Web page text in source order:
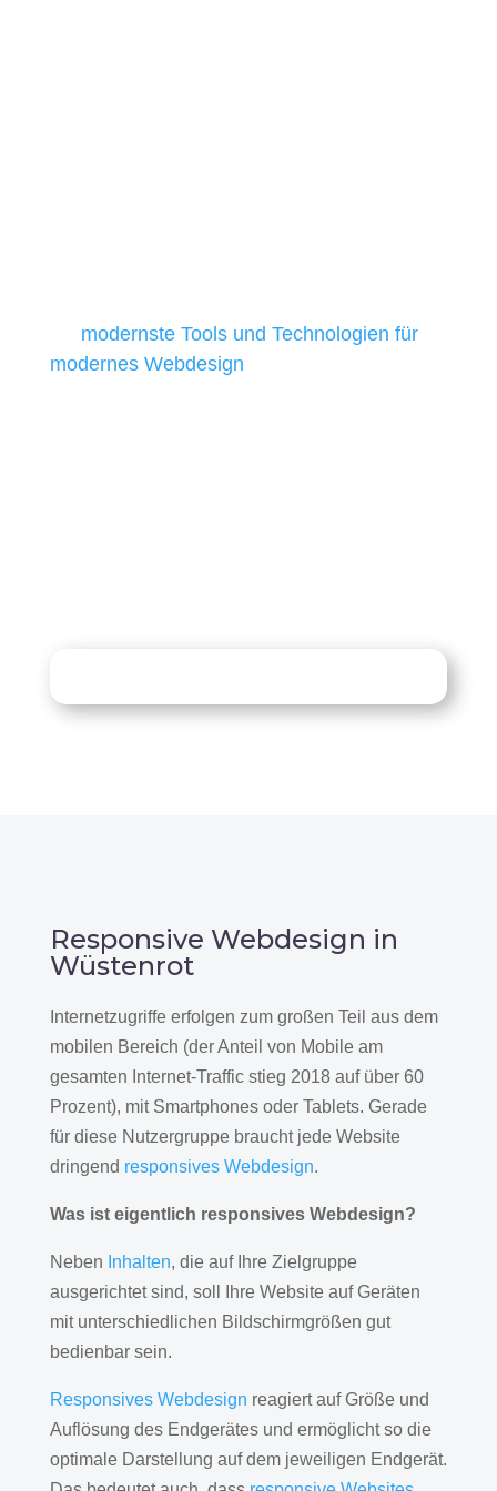
modernste Tools und Technologien für
modernes Webdesign
Responsive Webdesign in
Wüstenrot
Internetzugriffe erfolgen zum großen Teil aus dem
mobilen Bereich (der Anteil von Mobile am
gesamten Internet-Traffic stieg 2018 auf über 60
Prozent), mit Smartphones oder Tablets. Gerade
für diese Nutzergruppe braucht jede Website
dringend responsives Webdesign.
Was ist eigentlich responsives Webdesign?
Neben Inhalten, die auf Ihre Zielgruppe
ausgerichtet sind, soll Ihre Website auf Geräten
mit unterschiedlichen Bildschirmgrößen gut
bedienbar sein.
Responsives Webdesign reagiert auf Größe und
Auflösung des Endgerätes und ermöglicht so die
optimale Darstellung auf dem jeweiligen Endgerät.